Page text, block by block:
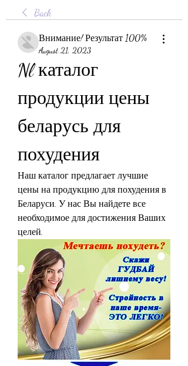
Back
Внимание! Результат 100%
August 21, 2023
Nl каталог
продукции цены
беларусь для
похудения
Наш каталог предлагает лучшие
цены на продукцию для похудения в
Беларуси. У нас Вы найдете все
необходимое для достижения Ваших
целей.